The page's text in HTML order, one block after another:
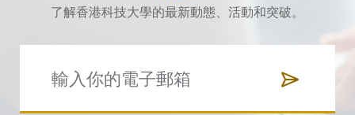
了解香港科技大學的最新動態、活動和突破。